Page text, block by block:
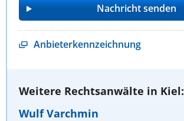
Anbieterkennzeichnung
Weitere Rechtsanwälte in Kiel:
Wulf Varchmin